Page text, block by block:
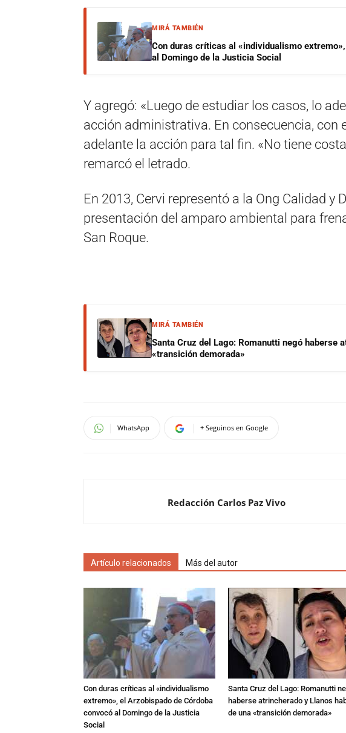
MIRÁ TAMBIÉN
Con duras críticas al «individualismo
al Domingo de la Justicia Social
Y agregó: «Luego de estudiar los casos, lo
acción administrativa. En consecuencia, con
adelante la acción para tal fin. «No tiene
remarcó el letrado.
En 2013, Cervi representó a la Ong Calidad y
presentación del amparo ambiental para
San Roque.
MIRÁ TAMBIÉN
Santa Cruz del Lago: Romanutti negó haberse
«transición demorada»
WhatsApp + Seguinos en Google
Redacción Carlos Paz Vivo
Artículo relacionados Más del autor
Con duras críticas al «individualismo
extremo», el Arzobispado de Córdoba
convocó al Domingo de la Justicia
Social
Santa Cruz del Lago: Romanutti
haberse atrincherado y Llanos
de una «transición demorada»